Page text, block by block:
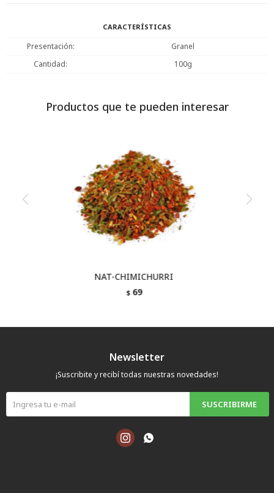
CARACTERÍSTICAS
Presentación
Granel
Cantidad
100g
Productos que te pueden interesar
NAT-CHIMICHURRI
$ 69
Newsletter
¡Suscribite y recibí todas nuestras novedades!
SUSCRIBIRME
 